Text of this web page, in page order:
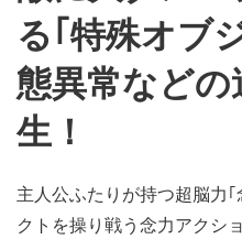
る｢特殊オブ
態異常など
生！
主人公ふたりが持つ超脳力
クトを操り戦う念力アクシ